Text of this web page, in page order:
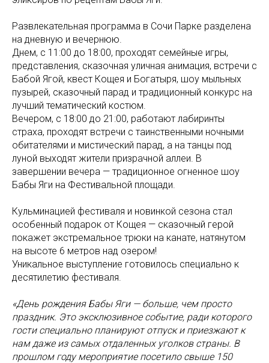
Развлекательная программа в Сочи Парке разделена
на дневную и вечернюю.
Днем, с 11:00 до 18:00, проходят семейные игры,
представления, сказочная уличная анимация, встречи с
Бабой Ягой, квест Кощея и Богатыря, шоу мыльных
пузырей, сказочный парад и традиционный конкурс на
лучший тематический костюм.
Вечером, с 18:00 до 21:00, работают лабиринты
страха, проходят встречи с таинственными ночными
обитателями и мистический парад, а на танцы под
луной выходят жители призрачной аллеи. В
завершении вечера — традиционное огненное шоу
Бабы Яги на Фестивальной площади.
Кульминацией фестиваля и новинкой сезона стал
особенный подарок от Кощея — сказочный герой
покажет экстремальное трюки на канате, натянутом
на высоте 6 метров над озером!
Уникальное выступление готовилось специально к
десятилетию фестиваля.
«День рождения Бабы Яги — больше, чем просто
праздник. Это эксклюзивное событие, ради которого
гости специально планируют отпуск и приезжают к
нам даже из самых отдаленных уголков страны. В
прошлом году мероприятие посетило свыше 150